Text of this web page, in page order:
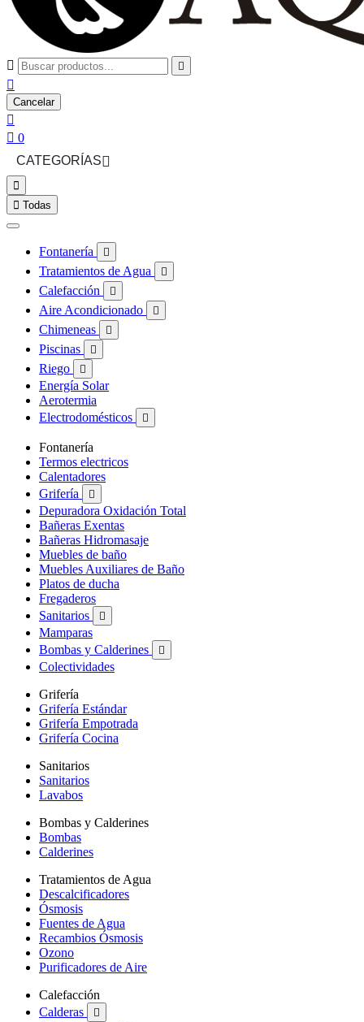
 

Cancelar

 0
CATEGORÍAS

 Todas
Fontanería 
Tratamientos de Agua 
Calefacción 
Aire Acondicionado 
Chimeneas 
Piscinas 
Riego 
Energía Solar
Aerotermia
Electrodomésticos

Fontanería
Termos electricos
Calentadores
Grifería

Depuradora Oxidación Total
Bañeras Exentas
Bañeras Hidromasaje
Muebles de baño
Muebles Auxiliares de Baño
Platos de ducha
Fregaderos
Sanitarios

Mamparas
Bombas y Calderines

Colectividades
Grifería
Grifería Estándar
Grifería Empotrada
Grifería Cocina
Sanitarios
Sanitarios
Lavabos
Bombas y Calderines
Bombas
Calderines
Tratamientos de Agua
Descalcificadores
Ósmosis
Fuentes de Agua
Recambios Ósmosis
Ozono
Purificadores de Aire
Calefacción
Calderas
